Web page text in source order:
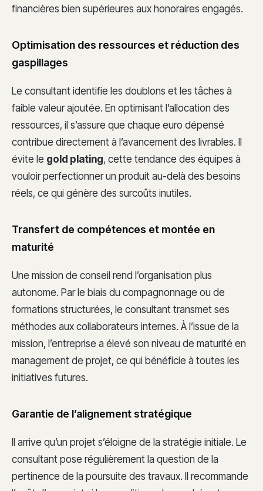
financières bien supérieures aux honoraires engagés.
Optimisation des ressources et réduction des
gaspillages
Le consultant identifie les doublons et les tâches à
faible valeur ajoutée. En optimisant l’allocation des
ressources, il s’assure que chaque euro dépensé
contribue directement à l’avancement des livrables. Il
évite le gold plating, cette tendance des équipes à
vouloir perfectionner un produit au-delà des besoins
réels, ce qui génère des surcoûts inutiles.
Transfert de compétences et montée en
maturité
Une mission de conseil rend l’organisation plus
autonome. Par le biais du compagnonnage ou de
formations structurées, le consultant transmet ses
méthodes aux collaborateurs internes. À l’issue de la
mission, l’entreprise a élevé son niveau de maturité en
management de projet, ce qui bénéficie à toutes les
initiatives futures.
Garantie de l’alignement stratégique
Il arrive qu’un projet s’éloigne de la stratégie initiale. Le
consultant pose régulièrement la question de la
pertinence de la poursuite des travaux. Il recommande